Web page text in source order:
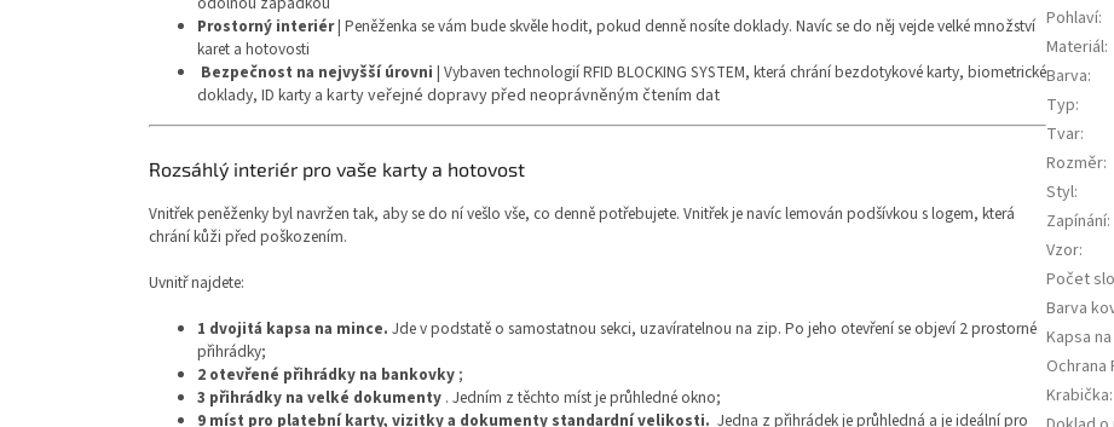
Prostorný interiér| Peněženka se vám bude skvěle hodit, pokud denně nosíte doklady. Navíc se do něj vejde velké množství
karet a hotovosti
Bezpečnost na nejvyšší úrovni | Vybaven technologií RFID BLOCKING SYSTEM, která chrání bezdotykové karty, biometrické
doklady, ID karty a karty veřejné dopravy před neoprávněným čtením dat
Rozsáhlý interiér pro vaše karty a hotovost
Vnitřek peněženky byl navržen tak, aby se do ní vešlo vše, co denně potřebujete. Vnitřek je navíc lemován podšívkou s logem, která
chrání kůži před poškozením.
Uvnitř najdete:
1 dvojitá kapsa na mince. Jde v podstatě o samostatnou sekci, uzavíratelnou na zip. Po jeho otevření se objeví 2 prostorné
přihrádky;
2 otevřené přihrádky na bankovky ;
3 přihrádky na velké dokumenty . Jedním z těchto míst je průhledné okno;
9 míst pro platební karty, vizitky a dokumenty standardní velikosti. Jedna z přihrádek je průhledná a je ideální pro
Pohlaví:
Materiál:
Barva:
Typ:
Tvar:
Rozměr:
Styl:
Zapínání:
Vzor:
Počet
Barva
Kapsa
Ochrana
Krabička: